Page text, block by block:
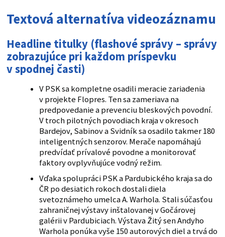
Textová alternatíva videozáznamu
Headline titulky (flashové správy– správy
zobrazujúce pri každom príspevku
v spodnej časti)
V PSK sa kompletne osadili meracie zariadenia
v projekte Flopres. Ten sa zameriava na
predpovedanie a prevenciu bleskových povodní.
V troch pilotných povodiach kraja v okresoch
Bardejov, Sabinov a Svidník sa osadilo takmer 180
inteligentných senzorov. Merače napomáhajú
predvídať prívalové povodne a monitorovať
faktory ovplyvňujúce vodný režim.
Vďaka spolupráci PSK a Pardubického kraja sa do
ČR po desiatich rokoch dostali diela
svetoznámeho umelca A. Warhola. Stali súčasťou
zahraničnej výstavy inštalovanej v Gočárovej
galérii v Pardubiciach. Výstava Žitý sen Andyho
Warhola ponúka vyše 150 autorových diel a trvá do